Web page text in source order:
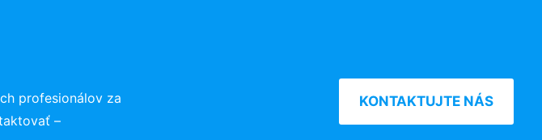
profesionálov za
–
KONTAKTUJTE NÁS